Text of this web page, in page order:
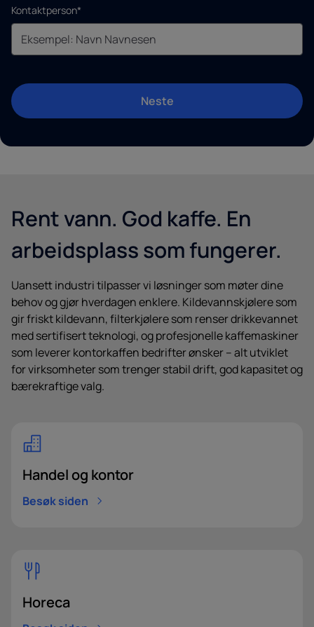
Kontaktperson*
Neste
Postnummer*
e-post
Rent vann. God kaffe. En
arbeidsplass som fungerer.
Uansett industri tilpasser vi løsninger som møter dine
behov og gjør hverdagen enklere. Kildevannskjølere som
gir friskt kildevann, filterkjølere som renser drikkevannet
med sertifisert teknologi, og profesjonelle kaffemaskiner
som leverer kontorkaffen bedrifter ønsker – alt utviklet
for virksomheter som trenger stabil drift, god kapasitet og
bærekraftige valg.
Handel og kontor
Besøk siden
Horeca